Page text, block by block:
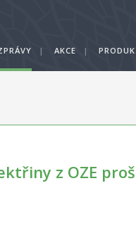
| AKCE |
z OZE